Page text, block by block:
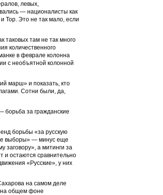
левых,
— националисты как
Тор. Это не так мало, если
таковых там не так много
количественного
в феврале колонна
с необъятной колонной
марш» и показать, кто
Сотни были, да,
за гражданские
борьбы «за русскую
выборы» — минус еще
заговору», а митинги за
и остаются сравнительно
«Русские», у них
на самом деле
на общем фоне